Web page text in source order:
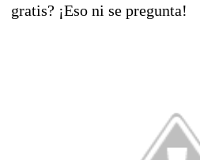
gratis? ¡Eso ni se pregunta!